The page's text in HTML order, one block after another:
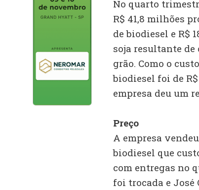
No quarto
R$ 41,8 milhões
de biodiesel e R$
soja resultante de
grão. Como o
biodiesel foi de
empresa deu um
Preço
A empresa
biodiesel que
com entregas no
foi trocada e José